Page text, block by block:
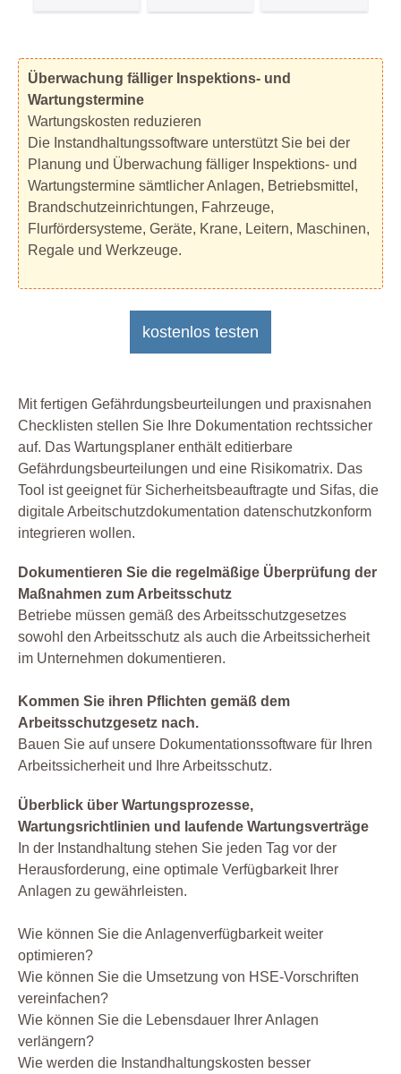
Überwachung fälliger Inspektions- und
Wartungstermine
Wartungskosten reduzieren
Die Instandhaltungssoftware unterstützt Sie bei der
Planung und Überwachung fälliger Inspektions- und
Wartungstermine sämtlicher Anlagen, Betriebsmittel,
Brandschutzeinrichtungen, Fahrzeuge,
Flurfördersysteme, Geräte, Krane, Leitern, Maschinen,
Regale und Werkzeuge.
kostenlos testen
Mit fertigen Gefährdungsbeurteilungen und praxisnahen
Checklisten stellen Sie Ihre Dokumentation rechtssicher
auf. Das Wartungsplaner enthält editierbare
Gefährdungsbeurteilungen und eine Risikomatrix. Das
Tool ist geeignet für Sicherheitsbeauftragte und Sifas, die
digitale Arbeitschutzdokumentation datenschutzkonform
integrieren wollen.
Dokumentieren Sie die regelmäßige Überprüfung der
Maßnahmen zum Arbeitsschutz
Betriebe müssen gemäß des Arbeitsschutzgesetzes
sowohl den Arbeitsschutz als auch die Arbeitssicherheit
im Unternehmen dokumentieren.
Kommen Sie ihren Pflichten gemäß dem
Arbeitsschutzgesetz nach.
Bauen Sie auf unsere Dokumentationssoftware für Ihren
Arbeitssicherheit und Ihre Arbeitsschutz.
Überblick über Wartungsprozesse,
Wartungsrichtlinien und laufende Wartungsverträge
In der Instandhaltung stehen Sie jeden Tag vor der
Herausforderung, eine optimale Verfügbarkeit Ihrer
Anlagen zu gewährleisten.
Wie können Sie die Anlagenverfügbarkeit weiter
optimieren?
Wie können Sie die Umsetzung von HSE-Vorschriften
vereinfachen?
Wie können Sie die Lebensdauer Ihrer Anlagen
verlängern?
Wie werden die Instandhaltungskosten besser